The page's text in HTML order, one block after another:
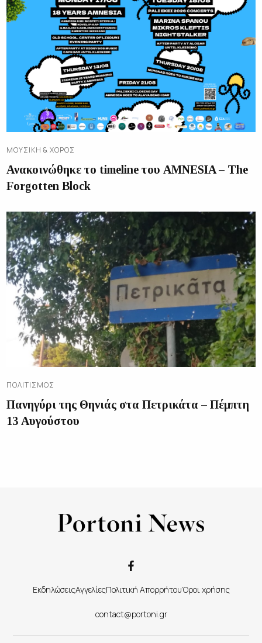
ΜΟΥΣΙΚΉ & ΧΟΡΌΣ
Ανακοινώθηκε το timeline του AMNESIA – The
Forgotten Block
ΠΟΛΙΤΙΣΜΌΣ
Πανηγύρι της Θηνιάς στα Πετρικάτα – Πέμπτη
13 Αυγούστου
ΕκδηλώσειςΑγγελίεςΠολιτική ΑπορρήτουΌροι χρήσης
contact@portoni.gr